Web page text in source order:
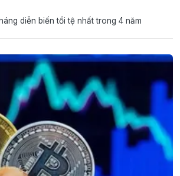
diễn biến tồi tệ nhất trong 4 năm